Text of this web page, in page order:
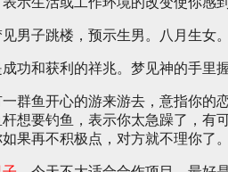
男子跳楼，预示生男。八月生女。
功和获利的祥兆。梦见神的手里
群鱼开心的游来游去，意指你的
想要钓鱼，表示你太急躁了，有
果再不积极点，对方就不理你了。